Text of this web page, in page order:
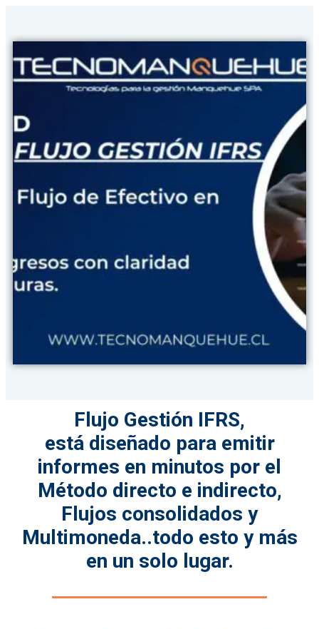
Flujo Gestión IFRS,
está diseñado para emitir
informes en minutos por el
Método directo e indirecto,
Flujos consolidados y
Multimoneda..todo esto y más
en un solo lugar.